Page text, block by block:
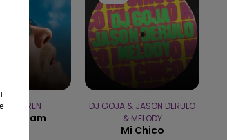
WARREN
Dream
DJ GOJA & JASON DERULO
& MELODY
Mi Chico